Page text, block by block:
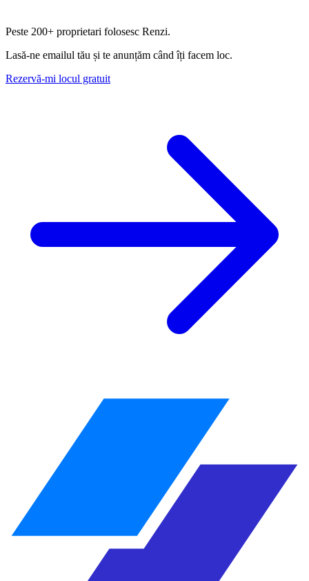
Peste 200+ proprietari folosesc Renzi.
Lasă-ne emailul tău și te anunțăm când îți facem loc.
Rezervă-mi locul gratuit